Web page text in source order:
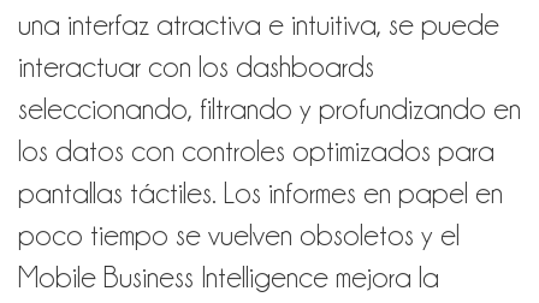
una interfaz atractiva e intuitiva, se puede
interactuar con los dashboards
seleccionando, filtrando y profundizando en
los datos con controles optimizados para
pantallas táctiles. Los informes en papel en
poco tiempo se vuelven obsoletos y el
Mobile Business Intelligence mejora la